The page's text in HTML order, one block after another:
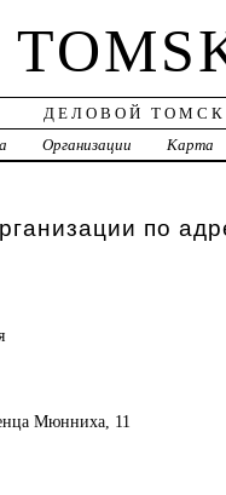
ДЕЛОВОЙ
Организации Карта
по
Мюнниха, 11